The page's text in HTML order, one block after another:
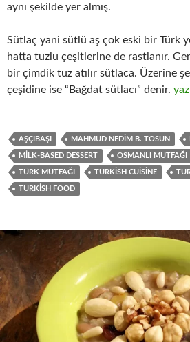
aynı şekilde yer almış.
Sütlaç yani sütlü aş çok eski bir Türk
hatta tuzlu çeşitlerine de rastlanır.
bir çimdik tuz atılır sütlaca. Üzerine
çeşidine ise “Bağdat sütlacı” denir.
AŞÇIBAŞI MAHMUD NEDIM B. TOSUN
MILK-BASED DESSERT OSMANLI MUTFAĞI
TÜRK MUTFAĞI TURKISH CUISINE
TURKISH FOOD